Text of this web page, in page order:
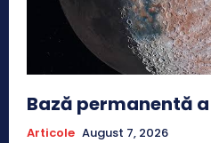
Bază permanentă a
Articole August 7, 2026